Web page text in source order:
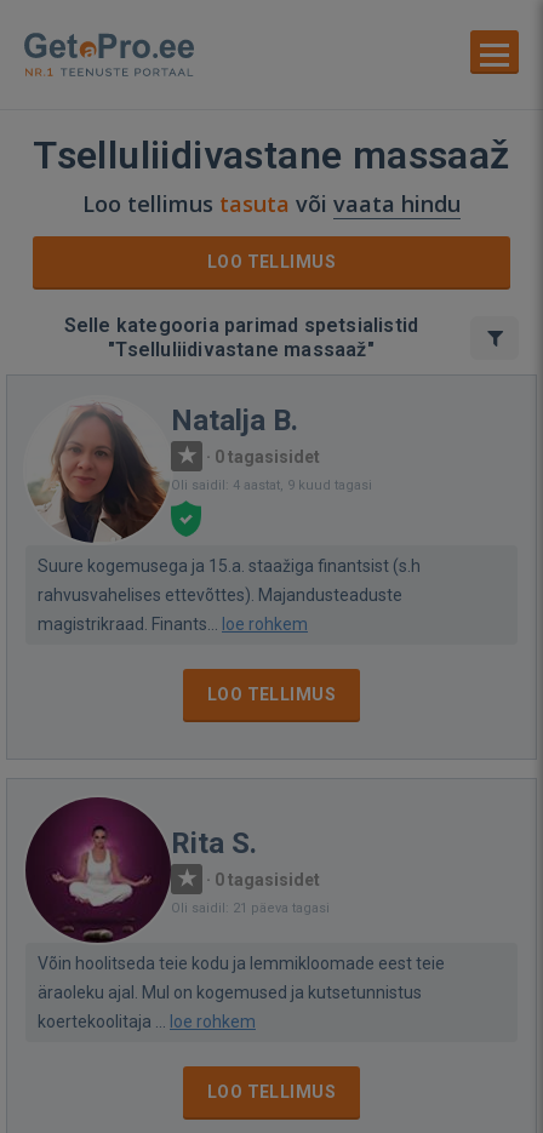
Tselluliidivastane massaaž
Loo tellimus tasuta või vaata hindu
LOO TELLIMUS
Selle kategooria parimad spetsialistid
"Tselluliidivastane massaaž"
Natalja B.
· 0 tagasisidet
Oli saidil: 4 aastat, 9 kuud tagasi
Suure kogemusega ja 15.a. staažiga finantsist (s.h
rahvusvahelises ettevõttes). Majandusteaduste
magistrikraad. Finants...
loe rohkem
LOO TELLIMUS
Rita S.
· 0 tagasisidet
Oli saidil: 21 päeva tagasi
Võin hoolitseda teie kodu ja lemmikloomade eest teie
äraoleku ajal. Mul on kogemused ja kutsetunnistus
koertekoolitaja ...
loe rohkem
LOO TELLIMUS